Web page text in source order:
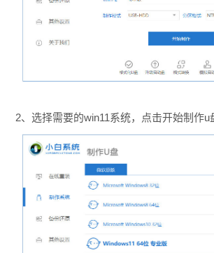
2、选择需要的win11系统，点击开始制作u